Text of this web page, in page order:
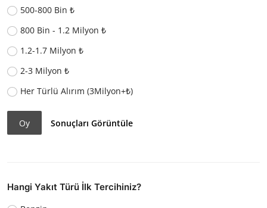
500-800 Bin ₺
800 Bin - 1.2 Milyon ₺
1.2-1.7 Milyon ₺
2-3 Milyon ₺
Her Türlü Alırım (3Milyon+₺)
Oy Sonuçları Görüntüle
Hangi Yakıt Türü İlk Tercihiniz?